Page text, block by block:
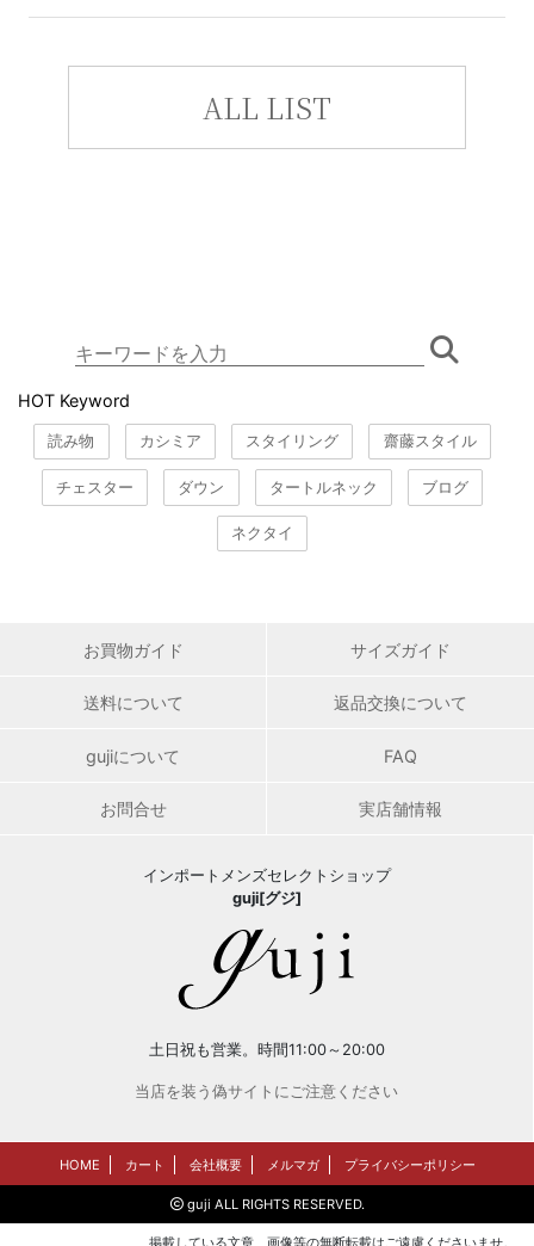
ALL LIST
HOT Keyword
読み物 カシミア スタイリング 齋藤スタイル
チェスター ダウン タートルネック ブログ
ネクタイ
お買物ガイド サイズガイド
送料について 返品交換について
gujiについて FAQ
お問合せ 実店舗情報
インポートメンズセレクトショップ
guji[グジ]
土日祝も営業。時間11:00～20:00
当店を装う偽サイトにご注意ください
HOME カート 会社概要 メルマガ プライバシーポリシー
guji ALL RIGHTS RESERVED.
掲載している文章、画像等の無断転載はご遠慮くださいませ。